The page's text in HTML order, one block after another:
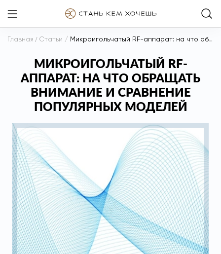
Главная / Статьи / Микроигольчатый RF-аппарат: на что обращать внимание и сравнение популярных моделей
МИКРОИГОЛЬЧАТЫЙ RF-
АППАРАТ: НА ЧТО ОБРАЩАТЬ
ВНИМАНИЕ И СРАВНЕНИЕ
ПОПУЛЯРНЫХ МОДЕЛЕЙ